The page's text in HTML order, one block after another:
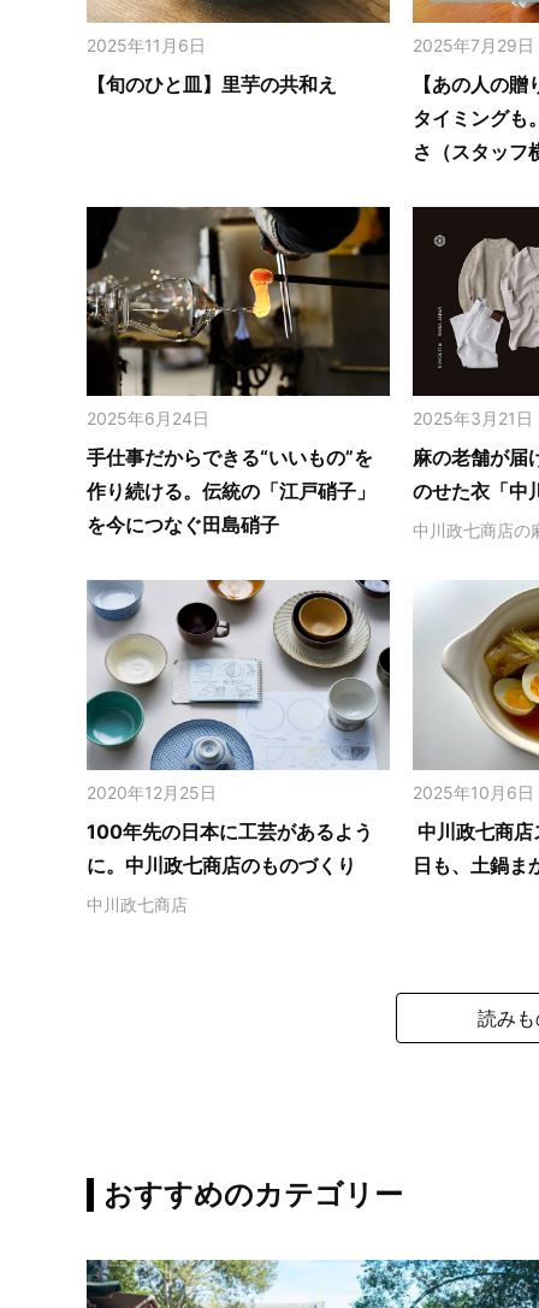
2025年11月6日
【旬のひと皿】里芋の共和え
2025年7月29日
【あの人の
タイミングも
さ（スタッフ
2025年6月24日
手仕事だからできる“いいもの”を
作り続ける。伝統の「江戸硝子」
を今につなぐ田島硝子
2025年3月21日
麻の老舗が届
のせた衣「中
中川政七商店の
2020年12月25日
100年先の日本に工芸があるよう
に。中川政七商店のものづくり
中川政七商店
2025年10月6日
中川政七商
日も、土鍋ま
読み
おすすめのカテゴリー